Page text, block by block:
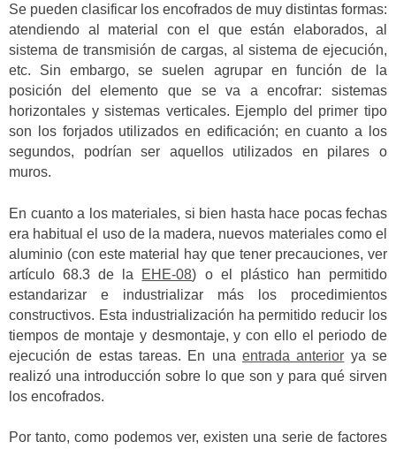
Se pueden clasificar los encofrados de muy distintas formas:
atendiendo al material con el que están elaborados, al
sistema de transmisión de cargas, al sistema de ejecución,
etc. Sin embargo, se suelen agrupar en función de la
posición del elemento que se va a encofrar: sistemas
horizontales y sistemas verticales. Ejemplo del primer tipo
son los forjados utilizados en edificación; en cuanto a los
segundos, podrían ser aquellos utilizados en pilares o
muros.
En cuanto a los materiales, si bien hasta hace pocas fechas
era habitual el uso de la madera, nuevos materiales como el
aluminio (con este material hay que tener precauciones, ver
artículo 68.3 de la EHE-08) o el plástico han permitido
estandarizar e industrializar más los procedimientos
constructivos. Esta industrialización ha permitido reducir los
tiempos de montaje y desmontaje, y con ello el periodo de
ejecución de estas tareas. En una entrada anterior ya se
realizó una introducción sobre lo que son y para qué sirven
los encofrados.
Por tanto, como podemos ver, existen una serie de factores